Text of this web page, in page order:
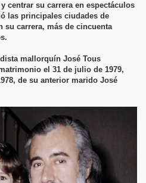
centrar su carrera en espectáculos
las principales ciudades de
su carrera, más de cincuenta
mallorquín José Tous
el 31 de julio de 1979,
de su anterior marido José